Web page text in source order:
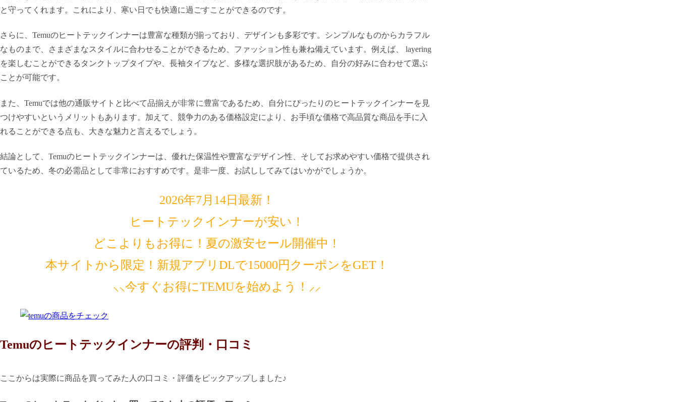
と守ってくれます。これにより、寒い日でも快適に過ごすことができるのです。
さらに、Temuのヒートテックインナーは豊富な種類が揃っており、デザインも多彩です。シンプルなものからカラフル
なものまで、さまざまなスタイルに合わせることができるため、ファッション性も兼ね備えています。例えば、 layering
を楽しむことができるタンクトップタイプや、長袖タイプなど、多様な選択肢があるため、自分の好みに合わせて選ぶ
ことが可能です。
また、Temuでは他の通販サイトと比べて品揃えが非常に豊富であるため、自分にぴったりのヒートテックインナーを見
つけやすいというメリットもあります。加えて、競争力のある価格設定により、お手頃な価格で高品質な商品を手に入
れることができる点も、大きな魅力と言えるでしょう。
結論として、Temuのヒートテックインナーは、優れた保温性や豊富なデザイン性、そしてお求めやすい価格で提供され
ているため、冬の必需品として非常におすすめです。是非一度、お試ししてみてはいかがでしょうか。
2026年7月14日最新！
ヒートテックインナーが安い！
どこよりもお得に！夏の激安セール開催中！
本サイトから限定！新規アプリDLで15000円クーポンをGET！
⸜⸜今すぐお得にTEMUを始めよう！⸝⸝
Temuのヒートテックインナーの評判・口コミ
ここからは実際に商品を買ってみた人の口コミ・評価をピックアップしました♪